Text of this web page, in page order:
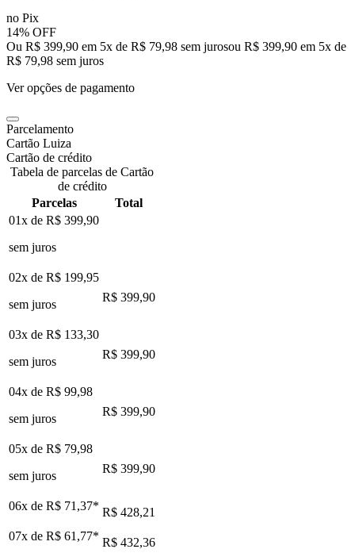
no Pix
14% OFF
Ou R$ 399,90 em 5x de R$ 79,98 sem jurosou R$ 399,90 em 5x de
R$ 79,98 sem juros
Ver opções de pagamento
Parcelamento
Cartão Luiza
Cartão de crédito
Tabela de parcelas de Cartão
de crédito
Parcelas
Total
01x de R$ 399,90
sem juros
02x de R$ 199,95
sem juros
R$ 399,90
03x de R$ 133,30
sem juros
R$ 399,90
04x de R$ 99,98
sem juros
R$ 399,90
05x de R$ 79,98
sem juros
R$ 399,90
06x de R$ 71,37* R$ 428,21
07x de R$ 61,77* R$ 432,36